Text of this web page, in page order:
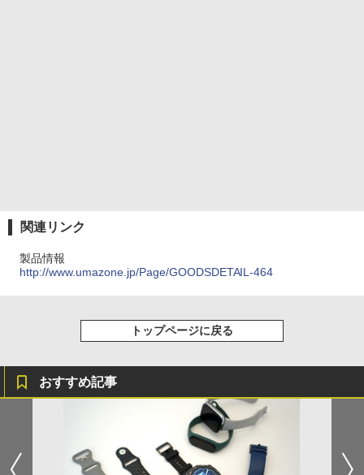
関連リンク
製品情報
http://www.umazone.jp/Page/GOODSDETAIL-464
トップページに戻る
おすすめ記事